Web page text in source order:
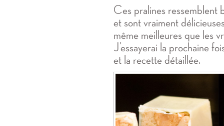
Ces pralines ressemblent
et sont vraiment
même meilleures que les
J’essayerai la prochaine
et la recette détaillée.